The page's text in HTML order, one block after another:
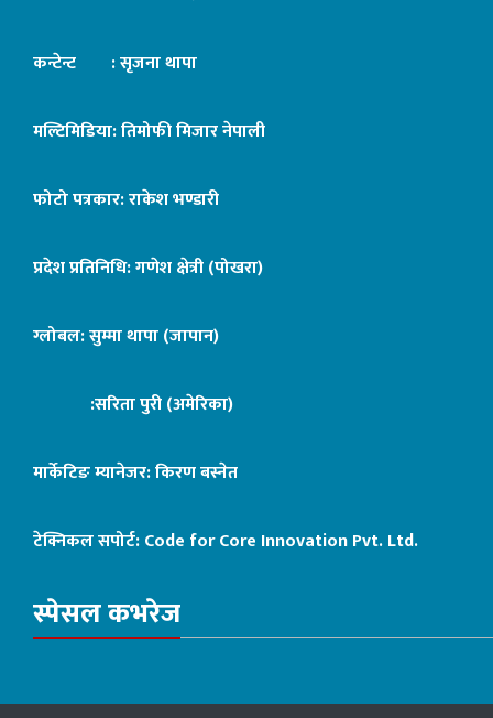
कन्टेन्ट : सृजना थापा
मल्टिमिडिया: तिमोफी मिजार नेपाली
फोटो पत्रकार: राकेश भण्डारी
प्रदेश प्रतिनिधि: गणेश क्षेत्री (पोखरा)
ग्लोबल: सुम्मा थापा (जापान)
:सरिता पुरी (अमेरिका)
मार्केटिङ म्यानेजर: किरण बस्नेत
टेक्निकल सपोर्ट:Code for Core Innovation Pvt. Ltd.
स्पेसल कभरेज